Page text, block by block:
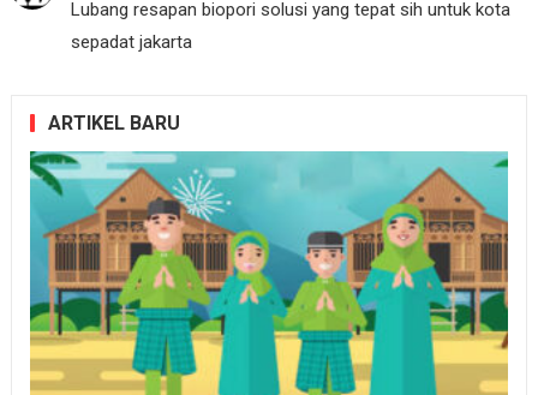
Lubang resapan biopori solusi yang tepat sih untuk kota
sepadat jakarta
ARTIKEL BARU